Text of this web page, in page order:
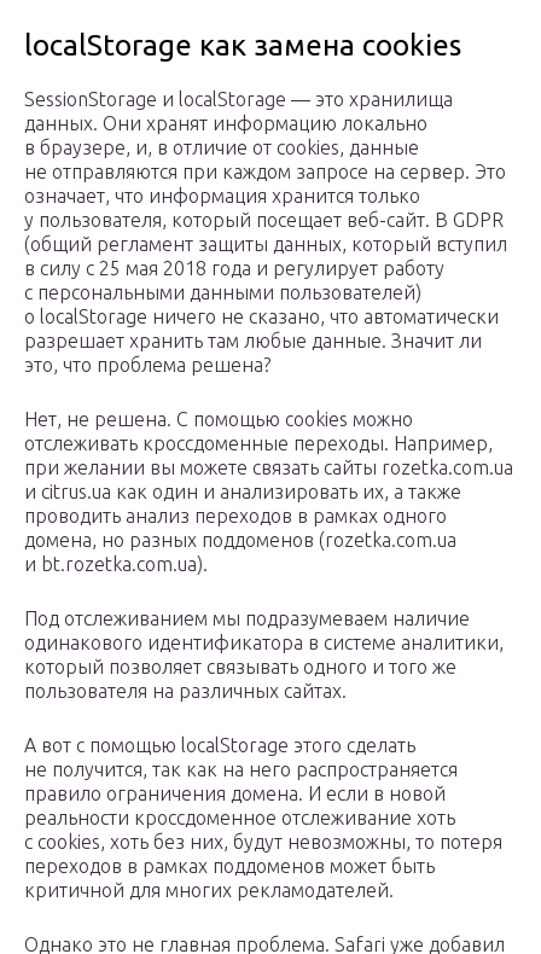
localStorage как замена cookies
SessionStorage и localStorage — это хранилища
данных. Они хранят информацию локально
в браузере, и, в отличие от cookies, данные
не отправляются при каждом запросе на сервер. Это
означает, что информация хранится только
у пользователя, который посещает веб-сайт. В GDPR
(общий регламент защиты данных, который вступил
в силу с 25 мая 2018 года и регулирует работу
с персональными данными пользователей)
о localStorage ничего не сказано, что автоматически
разрешает хранить там любые данные. Значит ли
это, что проблема решена?
Нет, не решена. С помощью cookies можно
отслеживать кроссдоменные переходы. Например,
при желании вы можете связать сайты rozetka.com.ua
и citrus.ua как один и анализировать их, а также
проводить анализ переходов в рамках одного
домена, но разных поддоменов (rozetka.com.ua
и bt.rozetka.com.ua).
Под отслеживанием мы подразумеваем наличие
одинакового идентификатора в системе аналитики,
который позволяет связывать одного и того же
пользователя на различных сайтах.
А вот с помощью localStorage этого сделать
не получится, так как на него распространяется
правило ограничения домена. И если в новой
реальности кроссдоменное отслеживание хоть
с cookies, хоть без них, будут невозможны, то потеря
переходов в рамках поддоменов может быть
критичной для многих рекламодателей.
Однако это не главная проблема. Safari уже добавил